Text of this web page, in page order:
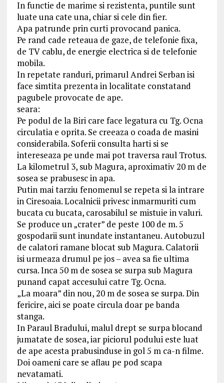
In functie de marime si rezistenta, puntile sunt
luate una cate una, chiar si cele din fier.
Apa patrunde prin curti provocand panica.
Pe rand cade reteaua de gaze, de telefonie fixa,
de TV cablu, de energie electrica si de telefonie
mobila.
In repetate randuri, primarul Andrei Serban isi
face simtita prezenta in localitate constatand
pagubele provocate de ape.
seara:
Pe podul de la Biri care face legatura cu Tg. Ocna
circulatia e oprita. Se creeaza o coada de masini
considerabila. Soferii consulta harti si se
intereseaza pe unde mai pot traversa raul Trotus.
La kilometrul 3, sub Magura, aproximativ 20 m de
sosea se prabusesc in apa.
Putin mai tarziu fenomenul se repeta si la intrare
in Ciresoaia. Localnicii privesc inmarmuriti cum
bucata cu bucata, carosabilul se mistuie in valuri.
Se produce un „crater” de peste 100 de m. 5
gospodarii sunt inundate instantaneu. Autobuzul
de calatori ramane blocat sub Magura. Calatorii
isi urmeaza drumul pe jos – avea sa fie ultima
cursa. Inca 50 m de sosea se surpa sub Magura
punand capat accesului catre Tg. Ocna.
„La moara” din nou, 20 m de sosea se surpa. Din
fericire, aici se poate circula doar pe banda
stanga.
In Paraul Bradului, malul drept se surpa blocand
jumatate de sosea, iar piciorul podului este luat
de ape acesta prabusinduse in gol 5 m ca-n filme.
Doi oameni care se aflau pe pod scapa
nevatamati.